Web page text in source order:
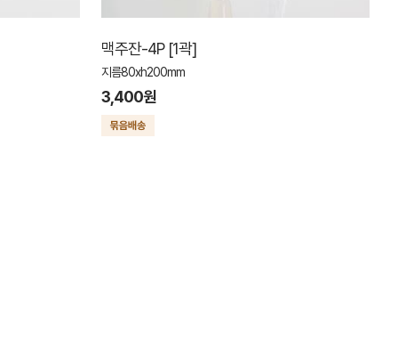
맥주잔-4P [1곽]
지름80xh200mm
3,400원